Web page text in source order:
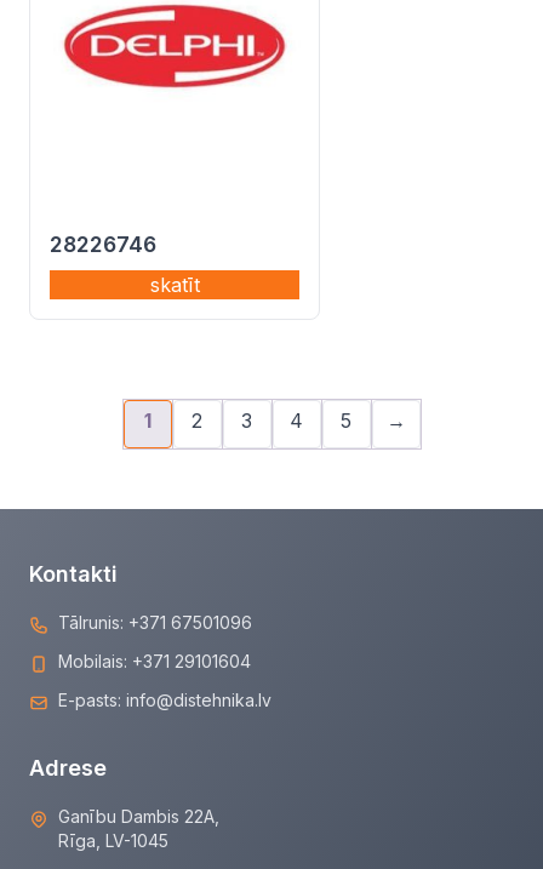
28226746
skatīt
1 2 3 4 5 →
Kontakti
Tālrunis: +371 67501096
Mobilais: +371 29101604
E-pasts: info@distehnika.lv
Adrese
Ganību Dambis 22A,
Rīga, LV-1045